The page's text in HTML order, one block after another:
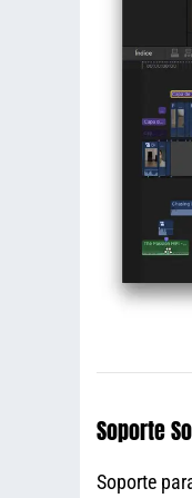
Soporte
Soporte